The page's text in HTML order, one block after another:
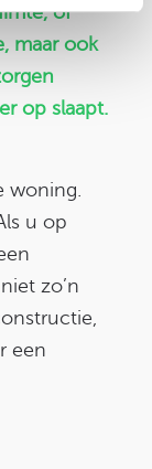
of
maar ook
op slaapt.
woning.
u op
zo’n
een